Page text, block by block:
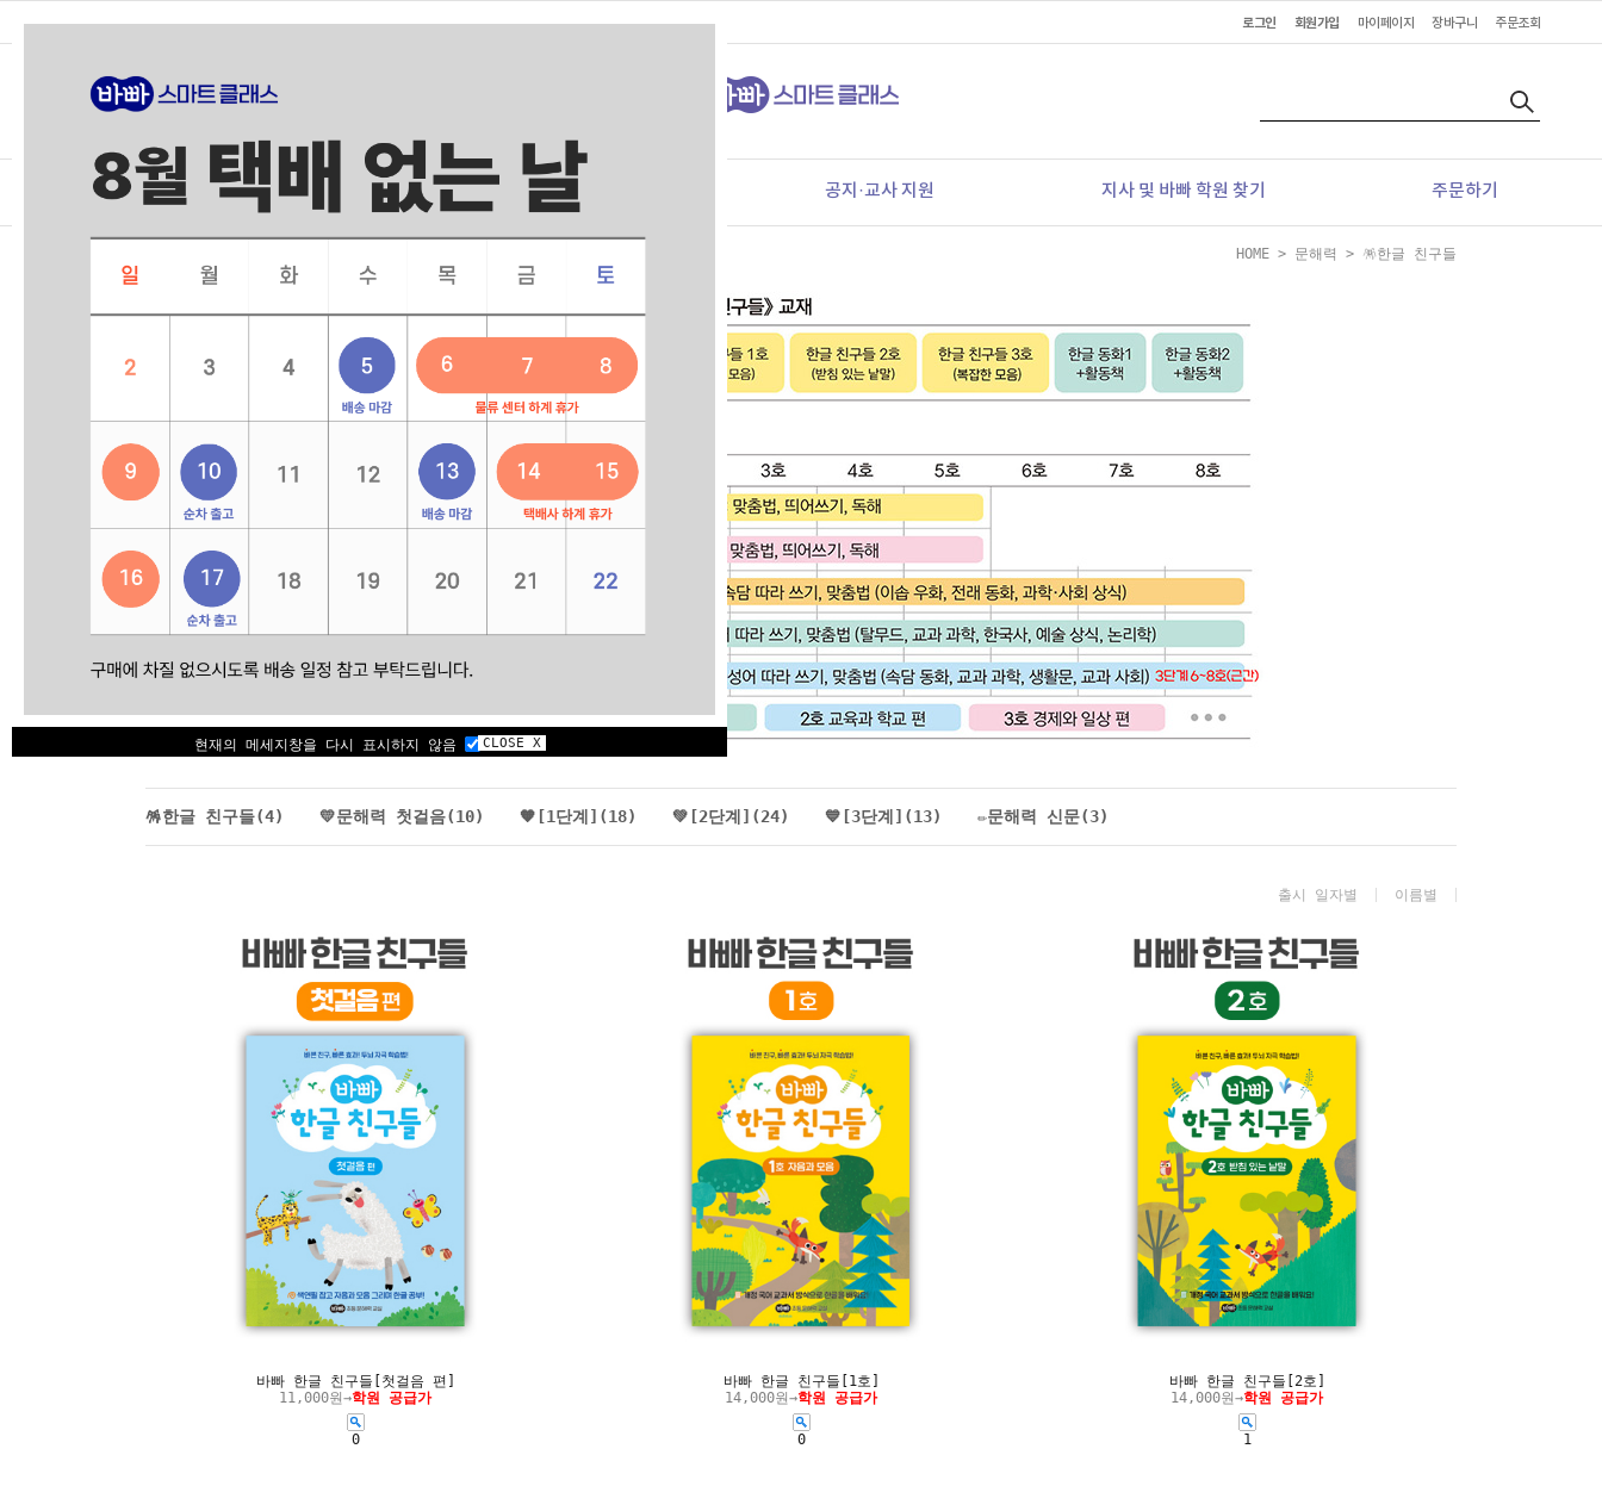
즐겨찾기 가입 상담·문의 02-333-1722(상담 가능 시간 | 평일 9:00~12:30 / 13:30~16:00) 로그인 회원가입 마이페이지 장바구니 주문조회
HOME 바.스.클. 소개 공지·교사 지원 지사 및 바빠 학원 찾기 주문하기
HOME > 문해력 > 🪅한글 친구들
🪅한글 친구들
🪅한글 친구들(4) 💛문해력 첫걸음(10) 🧡[1단계](18) 💚[2단계](24) 💙[3단계](13) ✏️문해력 신문(3)
출시 일자별 이름별
바빠 한글 친구들[첫걸음 편]
11,000원→학원 공급가
0
바빠 한글 친구들[1호]
14,000원→학원 공급가
0
바빠 한글 친구들[2호]
14,000원→학원 공급가
1
현재의 메세지창을 다시 표시하지 않음 CLOSE X